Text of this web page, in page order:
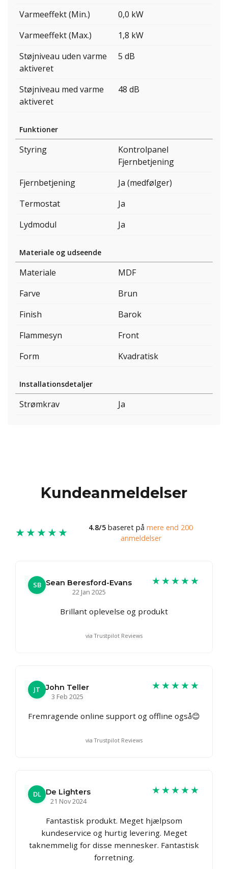
Varmeeffekt (Min.)
0,0 kW
Varmeeffekt (Max.)
1,8 kW
Støjniveau uden varme
aktiveret
5 dB
Støjniveau med varme
aktiveret
48 dB
Funktioner
Styring
Kontrolpanel
Fjernbetjening
Fjernbetjening
Ja (medfølger)
Termostat
Ja
Lydmodul
Ja
Materiale og udseende
Materiale
MDF
Farve
Brun
Finish
Barok
Flammesyn
Front
Form
Kvadratisk
Installationsdetaljer
Strømkrav Ja
Kundeanmeldelser
★★★★★ 4.8/5 baseret på mere end 200
anmeldelser
SB Sean Beresford-Evans
22 Jan 2025
★★★★★
Brillant oplevelse og produkt
via Trustpilot Reviews
JT
John Teller
3 Feb 2025
★★★★★
Fremragende online support og offline også😊
via Trustpilot Reviews
DL De Lighters
21 Nov 2024
★★★★★
Fantastisk produkt. Meget hjælpsom
kundeservice og hurtig levering. Meget
taknemmelig for disse mennesker. Fantastisk
forretning.